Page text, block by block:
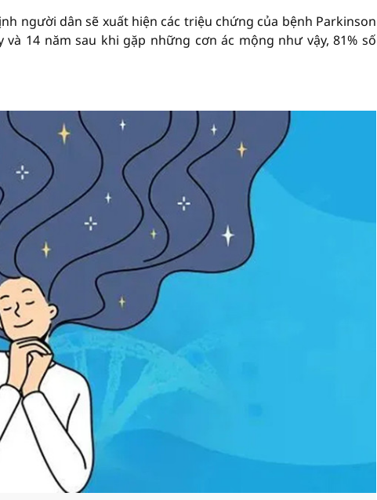
người dân sẽ xuất hiện các triệu chứng của bệnh Parkinson
14 năm sau khi gặp những cơn ác mộng như vậy, 81% số